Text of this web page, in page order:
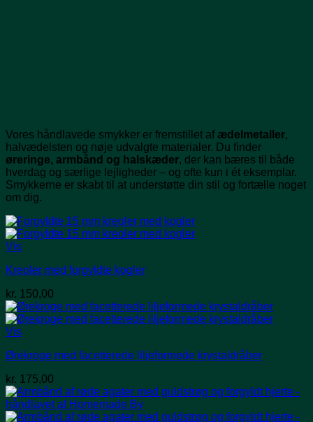
Vores håndlavede smykker er fremstillet afædelmetaller,
halvædelsten og nøje udvalgte materialer. Du finder
øreringe, armbånd og halskæder, der kan bæres til både
hverdag og særlige lejligheder – og ofte kun i ét eksemplar.
Smykkerne er skabt til at understøtte din stil og fortælle noget
om dig.
Vis
Kreoler med forgyldte kogler
kr. 150,00
Vis
Ørekroge med facetterede liljeformede krystaldråber
kr. 175,00